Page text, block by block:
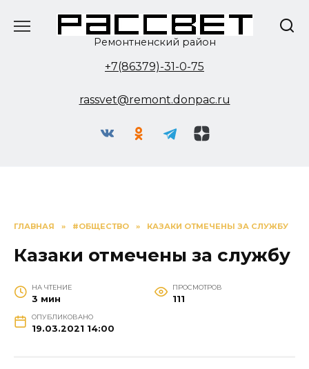
Ремонтненский район
+7(86379)-31-0-75
rassvet@remont.donpac.ru
ГЛАВНАЯ » #ОБЩЕСТВО » КАЗАКИ ОТМЕЧЕНЫ ЗА СЛУЖБУ
Казаки отмечены за службу
НА ЧТЕНИЕ
3 мин
ПРОСМОТРОВ
111
ОПУБЛИКОВАНО
19.03.2021 14:00